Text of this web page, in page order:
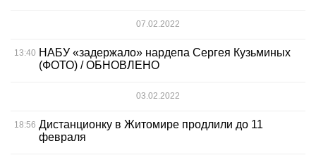
07.02.2022
13:40 НАБУ «задержало» нардепа Сергея Кузьминых
(ФОТО) / ОБНОВЛЕНО
03.02.2022
18:56 Дистанционку в Житомире продлили до 11
февраля